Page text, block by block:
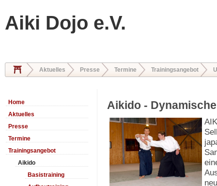
Aiki Dojo e.V.
Aktuelles Presse Termine Trainingsangebot
Aikido -
Home
Aktuelles
Presse
Termine
Trainingsangebot
Aikido
Basistraining